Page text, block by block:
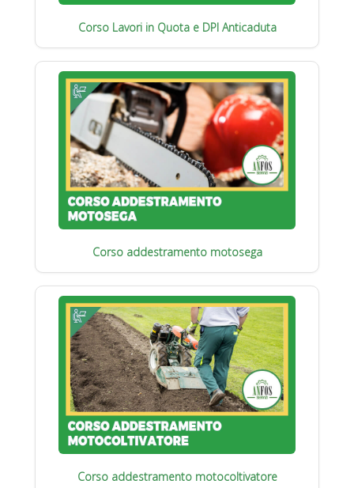
Corso Lavori in Quota e DPI Anticaduta
Corso addestramento motosega
Corso addestramento motocoltivatore